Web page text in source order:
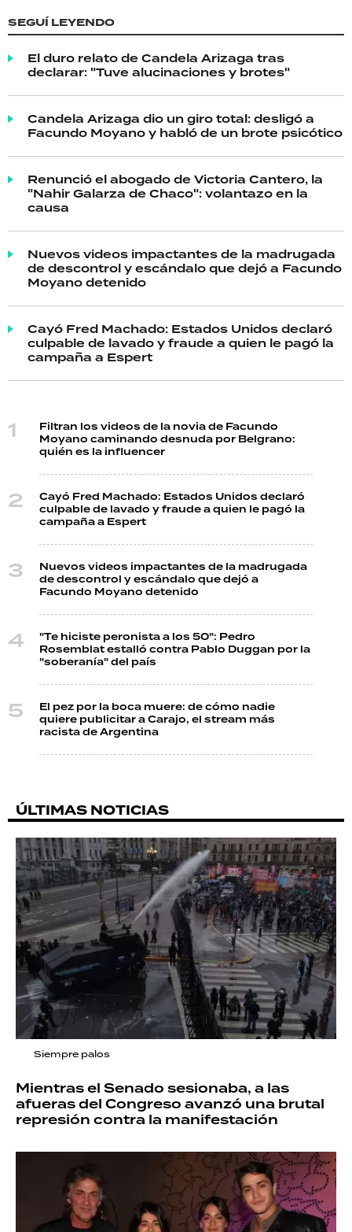
SEGUÍ LEYENDO
El duro relato de Candela Arizaga tras
declarar: "Tuve alucinaciones y brotes"
Candela Arizaga dio un giro total: desligó a
Facundo Moyano y habló de un brote psicótico
Renunció el abogado de Victoria Cantero, la
"Nahir Galarza de Chaco": volantazo en la
causa
Nuevos videos impactantes de la madrugada
de descontrol y escándalo que dejó a Facundo
Moyano detenido
Cayó Fred Machado: Estados Unidos declaró
culpable de lavado y fraude a quien le pagó la
campaña a Espert
Filtran los videos de la novia de Facundo
Moyano caminando desnuda por Belgrano:
quién es la influencer
Cayó Fred Machado: Estados Unidos declaró
culpable de lavado y fraude a quien le pagó la
campaña a Espert
Nuevos videos impactantes de la madrugada
de descontrol y escándalo que dejó a
Facundo Moyano detenido
"Te hiciste peronista a los 50": Pedro
Rosemblat estalló contra Pablo Duggan por la
"soberanía" del país
El pez por la boca muere: de cómo nadie
quiere publicitar a Carajo, el stream más
racista de Argentina
ÚLTIMAS NOTICIAS
Siempre palos
Mientras el Senado sesionaba, a las
afueras del Congreso avanzó una brutal
represión contra la manifestación